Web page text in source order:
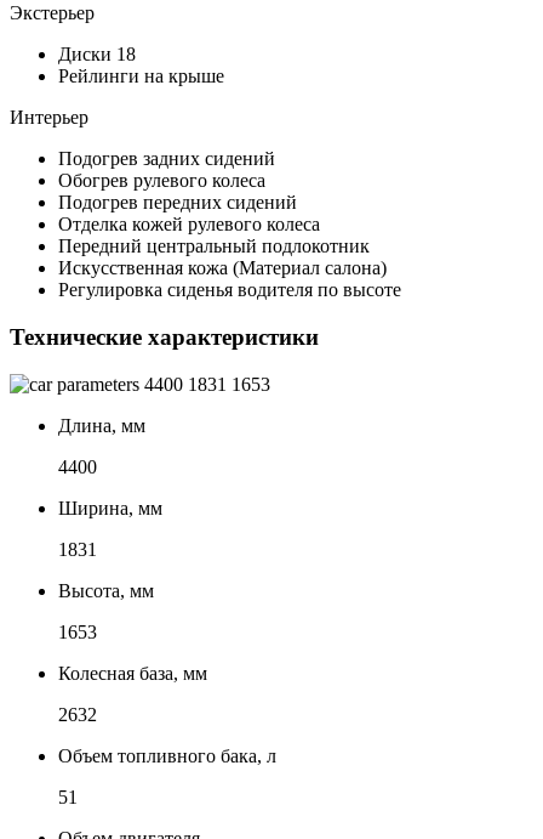
Экстерьер
Диски 18
Рейлинги на крыше
Интерьер
Подогрев задних сидений
Обогрев рулевого колеса
Подогрев передних сидений
Отделка кожей рулевого колеса
Передний центральный подлокотник
Искусственная кожа (Материал салона)
Регулировка сиденья водителя по высоте
Технические характеристики
4400 1831 1653
Длина, мм
4400
Ширина, мм
1831
Высота, мм
1653
Колесная база, мм
2632
Объем топливного бака, л
51